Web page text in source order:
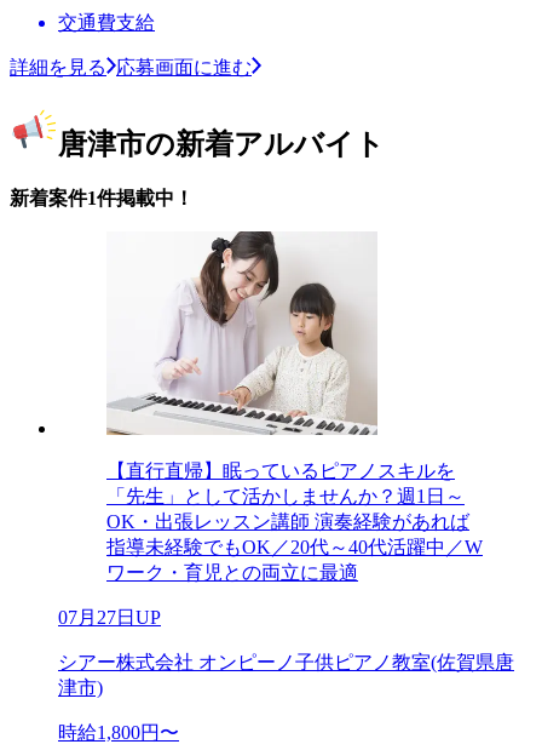
交通費支給
詳細を見る 応募画面に進む
唐津市の新着アルバイト
新着案件1件掲載中！
【直行直帰】眠っているピアノスキルを
「先生」として活かしませんか？週1日～
OK・出張レッスン講師 演奏経験があれば
指導未経験でもOK／20代～40代活躍中／W
ワーク・育児との両立に最適
07月27日UP
シアー株式会社 オンピーノ子供ピアノ教室(佐賀県唐
津市)
時給1,800円〜